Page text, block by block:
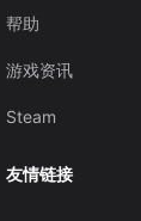
帮助
游戏资讯
Steam
友情链接